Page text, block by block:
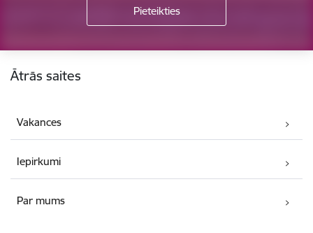
Ātrās saites
Vakances
Iepirkumi
Par mums